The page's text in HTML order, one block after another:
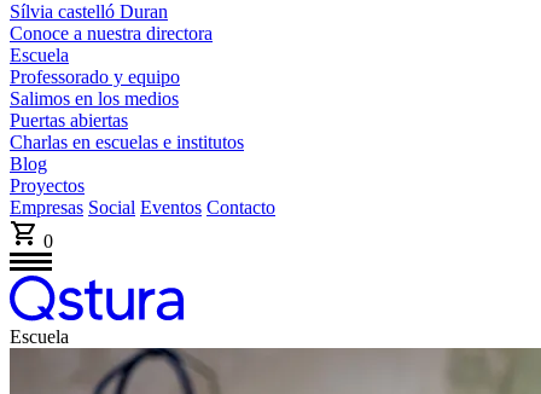
Sílvia castelló Duran
Conoce a nuestra directora
Escuela
Professorado y equipo
Salimos en los medios
Puertas abiertas
Charlas en escuelas e institutos
Blog
Proyectos
Empresas Social Eventos Contacto
0
Escuela